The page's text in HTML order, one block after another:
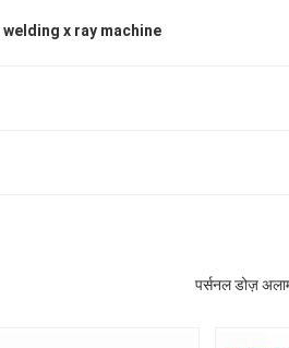
welding x ray machine
पर्सनल डोज़